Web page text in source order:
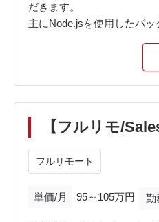
だきます。
主にNode.jsを使用したバ
【フルリモ/
フルリモート
単価/月 95～105万円 勤